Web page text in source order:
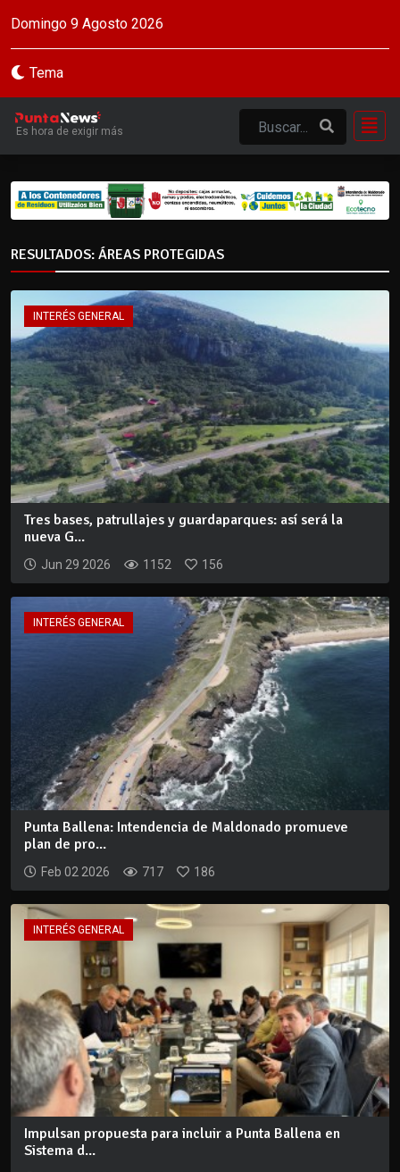
Domingo 9 Agosto 2026
Tema
Es hora de exigir más
RESULTADOS: ÁREAS PROTEGIDAS
INTERÉS GENERAL
Tres bases, patrullajes y guardaparques: así será la
nueva G...
Jun 29 2026 1152 156
INTERÉS GENERAL
Punta Ballena: Intendencia de Maldonado promueve
plan de pro...
Feb 02 2026 717 186
INTERÉS GENERAL
Impulsan propuesta para incluir a Punta Ballena en
Sistema d...